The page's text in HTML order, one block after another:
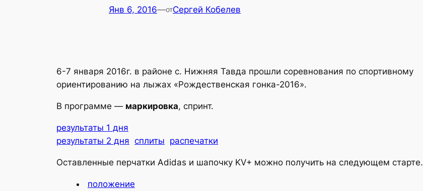
Янв 6, 2016—отСергей Кобелев
6-7 января 2016г. в районе с. Нижняя Тавда прошли соревнования по спортивному
ориентированию на лыжах «Рождественская гонка-2016».
В программе — маркировка, спринт.
результаты 1 дня
результаты 2 дня сплиты распечатки
Оставленные перчатки Adidas и шапочку KV+ можно получить на следующем старте.
положение